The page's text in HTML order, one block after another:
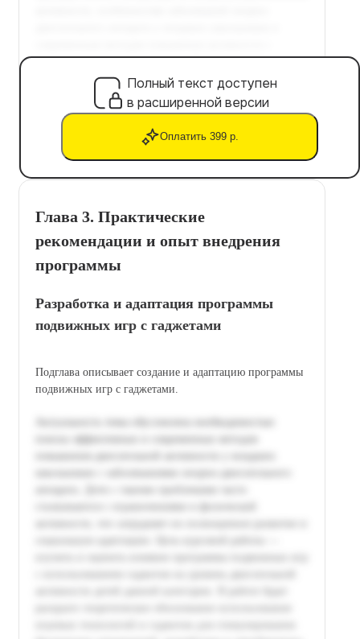
Полный текст доступен
в расширенной версии
Оплатить 399 р.
Глава 3. Практические
рекомендации и опыт внедрения
программы
Разработка и адаптация программы
подвижных игр с гаджетами
Подглавa описывает создание и адаптацию программы
подвижных игр с гаджетами.